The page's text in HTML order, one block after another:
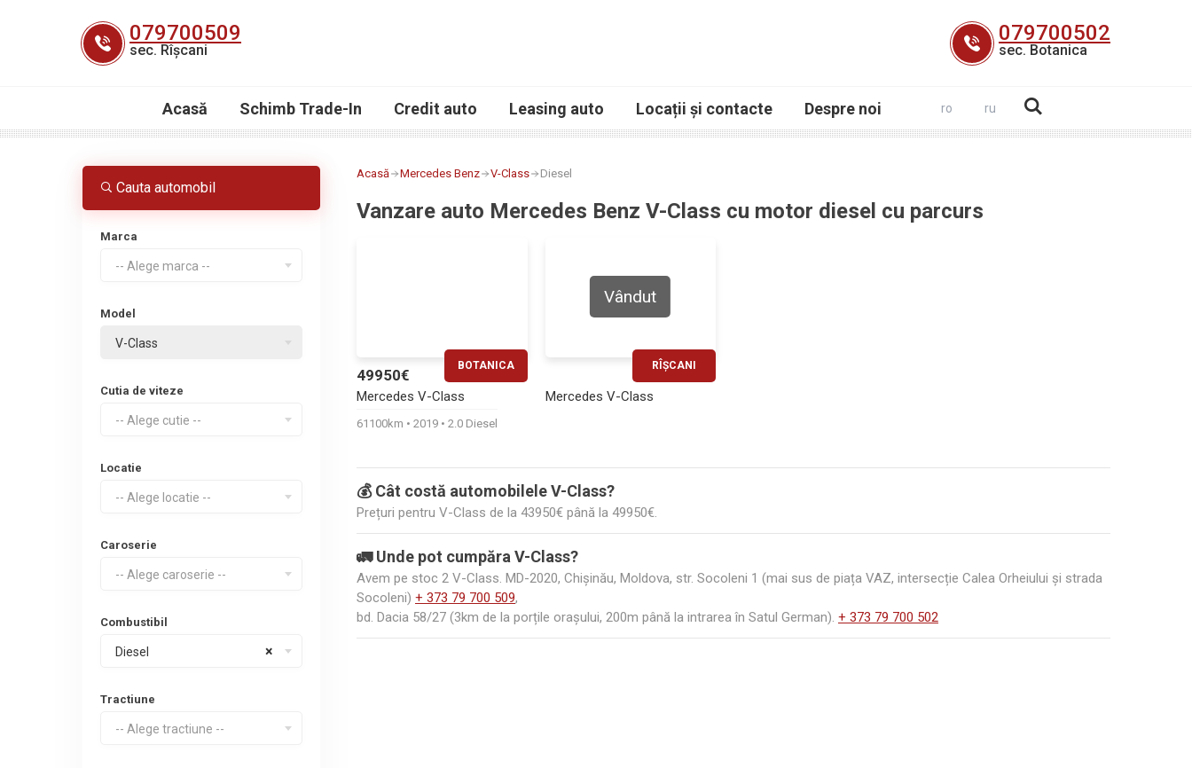
079700509
sec. Rîșcani
079700502
sec. Botanica
Acasă Schimb Trade-In Credit auto Leasing auto Locații și contacte Despre noi ro ru
Cauta automobil
Marca
-- Alege marca --
Model
V-Class
Cutia de viteze
-- Alege cutie --
Locatie
-- Alege locatie --
Caroserie
-- Alege caroserie --
Combustibil
×
Diesel
Tractiune
-- Alege tractiune --
Acasă Mercedes Benz V-Class Diesel
Vanzare auto Mercedes Benz V-Class cu motor diesel cu parcurs
BOTANICA
49950€
Mercedes V-Class
61100km 2019 2.0 Diesel
RÎȘCANI
Vândut
Mercedes V-Class
💰 Cât costă automobilele V-Class?
Prețuri pentru V-Class de la 43950€ până la 49950€.
🚛 Unde pot cumpăra V-Class?
Avem pe stoc 2 V-Class. MD-2020, Chișinău, Moldova, str. Socoleni 1 (mai sus de piața VAZ, intersecție Calea Orheiului și strada
Socoleni) + 373 79 700 509,
bd. Dacia 58/27 (3km de la porțile orașului, 200m până la intrarea în Satul German). + 373 79 700 502